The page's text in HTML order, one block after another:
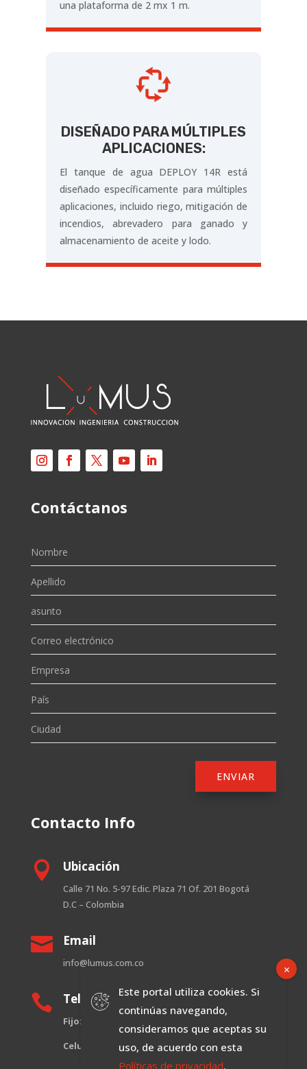
una plataforma de 2 mx 1 m.
DISEÑADO PARA MÚLTIPLES
APLICACIONES:
El tanque de agua DEPLOY 14R está
diseñado específicamente para múltiples
aplicaciones, incluido riego, mitigación de
incendios, abrevadero para ganado y
almacenamiento de aceite y lodo.
Contáctanos
ENVIAR
Contacto Info
 Ubicación
Calle 71 No. 5-97 Edic. Plaza 71 Of. 201 Bogotá
D.C – Colombia
 Email
info@lumus.com.co
 Teléfono
Fijo:
Celular:
+57 312 5103597
Este portal utiliza cookies. Si
continúas navegando,
consideramos que aceptas su
uso, de acuerdo con esta
Políticas de privacidad.